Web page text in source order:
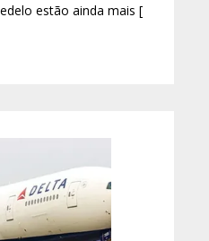
estão ainda mais [